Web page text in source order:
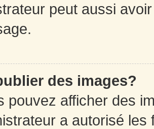
peut aussi
des images?
pouvez afficher des
a autorisé